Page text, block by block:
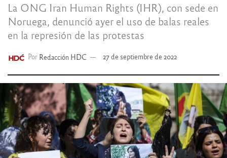
La ONG Iran Human Rights (IHR), con sede en
Noruega, denunció ayer el uso de balas reales
en la represión de las protestas
Por Redacción HDC 27 de septiembre de 2022